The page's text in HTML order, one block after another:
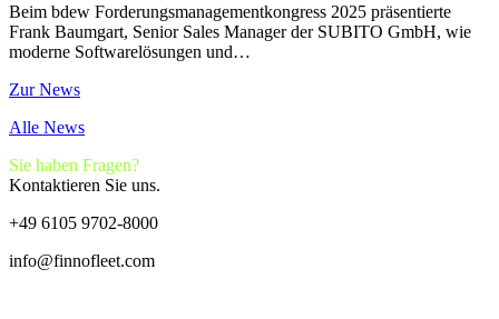
Beim bdew Forderungsmanagementkongress 2025 präsentierte
Frank Baumgart, Senior Sales Manager der SUBITO GmbH, wie
moderne Softwarelösungen und…
Zur News
Alle News
Sie haben Fragen?
Kontaktieren Sie uns.
+49 6105 9702-8000
info@finnofleet.com